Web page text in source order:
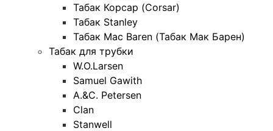
Табак Корсар (Corsar)
Табак Stanley
Табак Mac Baren (Табак Мак Барен)
Табак для трубки
W.O.Larsen
Samuel Gawith
A.&C. Petersen
Clan
Stanwell